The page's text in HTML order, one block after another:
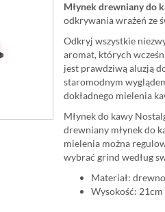
Młynek drewniany do
odkrywania wrażeń ze
Odkryj wszystkie
aromat, których
jest prawdziwą aluzją
staromodnym
dokładnego mielenia
Młynek do kawy
drewniany młynek do
mielenia można
wybrać grind według
Materiał:
Wysokość: 21cm